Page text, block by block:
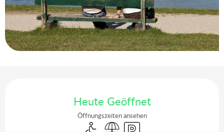
Heute Geöffnet
Öffnungszeiten ansehen
Zugang für Behinderte
Picknickplatz
Parkplatz